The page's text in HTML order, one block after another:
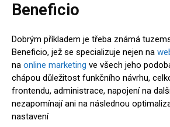
Beneficio
Dobrým příkladem je třeba známá
Beneficio, jež se specializuje nejen na
na online marketing ve všech jeho
chápou důležitost funkčního návrhu,
frontendu, administrace, napojení na
nezapomínají ani na následnou
nastavení